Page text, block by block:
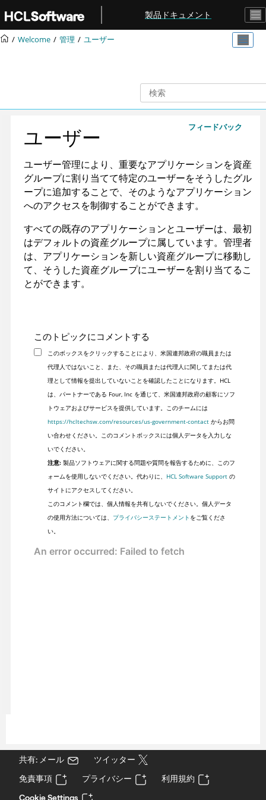
メインコンテンツにジャンプ
製品ドキュメント
Welcome 管理 ユーザー
フィードバック
ユーザー
ユーザー管理により、重要なアプリケーションを資産
グループに割り当てて特定のユーザーをそうしたグル
ープに追加することで、そのようなアプリケーション
へのアクセスを制御することができます。
すべての既存のアプリケーションとユーザーは、最初
はデフォルトの資産グループに属しています。管理者
は、アプリケーションを新しい資産グループに移動し
て、そうした資産グループにユーザーを割り当てるこ
とができます。
このトピックにコメントする
このボックスをクリックすることにより、米国連邦政府の職員または
代理人ではないこと、また、その職員または代理人に関してまたは代
理として情報を提出していないことを確認したことになります。HCL
は、パートナーである Four, Inc を通じて、米国連邦政府の顧客にソフ
トウェアおよびサービスを提供しています。このチームには
https://hcltechsw.com/resources/us-government-contactからお問
い合わせください。このコメントボックスには個人データを入力しな
いでください。
注意:製品ソフトウェアに関する問題や質問を報告するために、このフ
ォームを使用しないでください。代わりに、 HCL Software Supportの
サイトにアクセスしてください。
このコメント欄では、個人情報を共有しないでください。個人データ
の使用方法については、 プライバシーステートメント をご覧くださ
い。
共有: メール
ツイッター
免責事項
プライバシー
利用規約
Cookie Settings